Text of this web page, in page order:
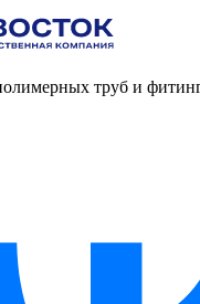
труб и